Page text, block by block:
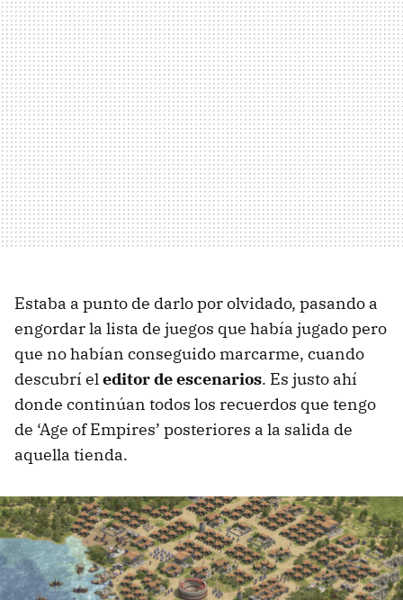
Estaba a punto de darlo por olvidado, pasando a
engordar la lista de juegos que había jugado pero
que no habían conseguido marcarme, cuando
descubrí eleditor de escenarios. Es justo ahí
donde continúan todos los recuerdos que tengo
de ‘Age of Empires’ posteriores a la salida de
aquella tienda.